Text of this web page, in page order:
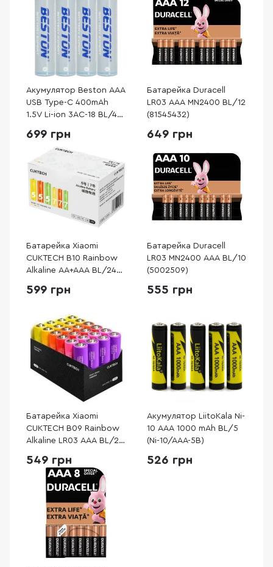
Акумулятор Beston AAA
USB Type-C 400mAh
1.5V Li-ion 3AC-18 BL/4
699 грн
Батарейка Duracell
LR03 AAA MN2400 BL/12
(81545432)
649 грн
Батарейка Xiaomi
CUKTECH B10 Rainbow
Alkaline AA+AAA BL/24
599 грн
Батарейка Duracell
LR03 MN2400 AAA BL/10
(5002509)
555 грн
Батарейка Xiaomi
CUKTECH B09 Rainbow
Alkaline LR03 AAA BL/24
549 грн
Акумулятор LiitoKala Ni-
10 AAA 1000 mAh BL/5
(Ni-10/AAA-5B)
526 грн